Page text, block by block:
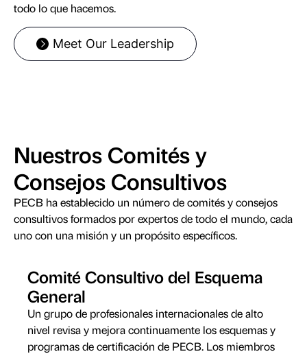
todo lo que hacemos.
Meet Our Leadership
Nuestros Comités y
Consejos Consultivos
PECB ha establecido un número de comités y consejos
consultivos formados por expertos de todo el mundo, cada
uno con una misión y un propósito específicos.
Comité Consultivo del Esquema
General
Un grupo de profesionales internacionales de alto
nivel revisa y mejora continuamente los esquemas y
programas de certificación de PECB. Los miembros